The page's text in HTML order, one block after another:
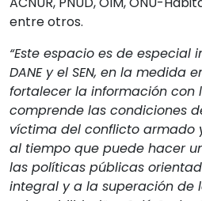
entre otros.
“Este espacio es de
DANE y el SEN, en la medida
fortalecer la información con
comprende las condiciones
víctima del conflicto armado
al tiempo que puede hacer
las políticas públicas
integral y a la superación de